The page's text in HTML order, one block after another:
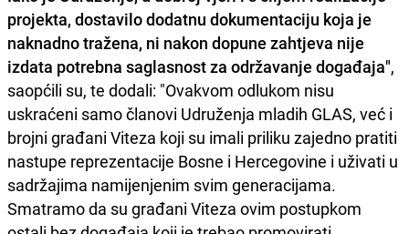
projekta, dostavilo dodatnu dokumentaciju koja je
naknadno tražena, ni nakon dopune zahtjeva nije
izdata potrebna saglasnost za održavanje događaja",
saopćili su, te dodali: "Ovakvom odlukom nisu
uskraćeni samo članovi Udruženja mladih GLAS, već i
brojni građani Viteza koji su imali priliku zajedno pratiti
nastupe reprezentacije Bosne i Hercegovine i uživati u
sadržajima namijenjenim svim generacijama.
Smatramo da su građani Viteza ovim postupkom